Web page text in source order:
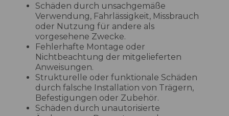
Schäden durch unsachgemäße
Verwendung, Fahrlässigkeit, Missbrauch
oder Nutzung für andere als
vorgesehene Zwecke.
Fehlerhafte Montage oder
Nichtbeachtung der mitgelieferten
Anweisungen.
Strukturelle oder funktionale Schäden
durch falsche Installation von Trägern,
Befestigungen oder Zubehör.
Schäden durch unautorisierte